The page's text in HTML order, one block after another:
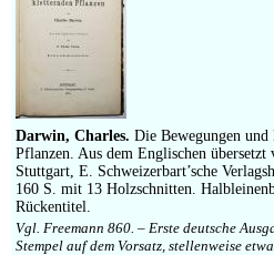
Ankauf
Links
Impressum
Darwin, Charles. Die Bewegungen und
Pflanzen. Aus dem Englischen übersetzt
Stuttgart, E. Schweizerbart’sche
160 S. mit 13 Holzschnitten.
Rückentitel.
Vgl. Freemann 860. – Erste deutsche
Stempel auf dem Vorsatz, stellenweise